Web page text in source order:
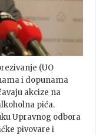
(UO
i dopunama
akcize na
pića.
Upravnog odbora
pivovare i